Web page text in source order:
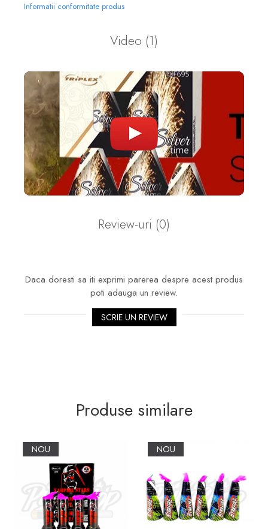
Informatii conformitate produs
Video (1)
Review-uri (0)
Daca doresti sa iti exprimi parerea despre acest produs
poti adauga un review.
SCRIE UN REVIEW
Produse similare
NOU NOU